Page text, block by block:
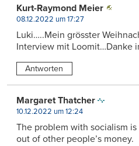
Kurt-Raymond Meier
08.12.2022 um 17:27
Luki…..Mein grösster
Interview mit Loomit…Danke
Antworten
Margaret Thatcher
10.12.2022 um 12:24
The problem with socialism
out of other people’s money.